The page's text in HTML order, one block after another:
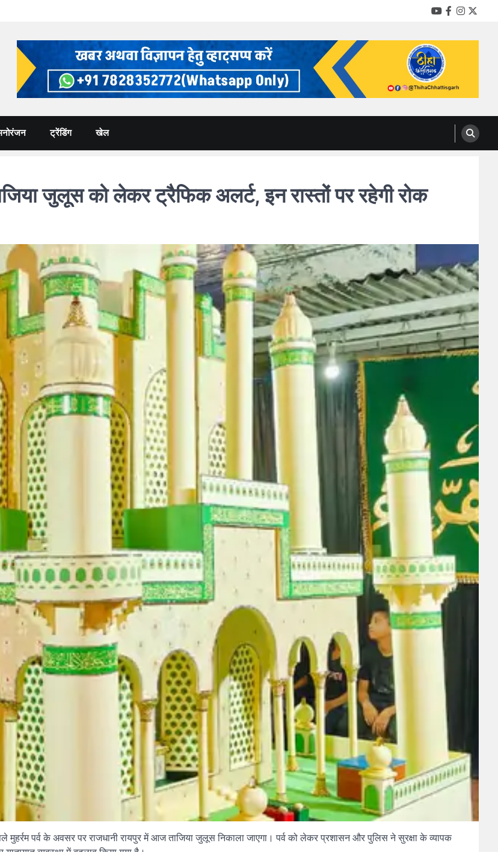
YouTube
Facebook
ट्रेंडिंग खेल
जुलूस को लेकर ट्रैफिक अलर्ट, इन रास्तों पर रहेगी रोक
मुहर्रम पर्व के अवसर पर राजधानी रायपुर में आज ताजिया जुलूस निकाला जाएगा। पर्व को लेकर प्रशासन और पुलिस ने सुरक्षा के व्यापक